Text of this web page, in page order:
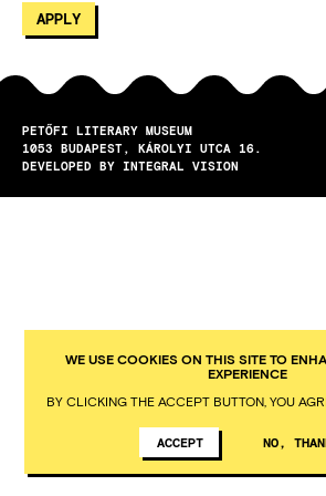
PETŐFI LITERARY MUSEUM
1053
BUDAPEST
KÁROLYI UTCA 16.
DEVELOPED BY INTEGRAL VISION
WE USE COOKIES ON THIS SITE TO
EXPERIENCE
BY CLICKING THE ACCEPT BUTTON, YOU
ACCEPT NO,